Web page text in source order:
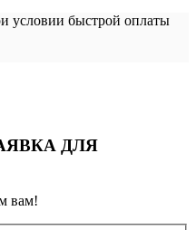
условии быстрой оплаты
ДЛЯ
вам!